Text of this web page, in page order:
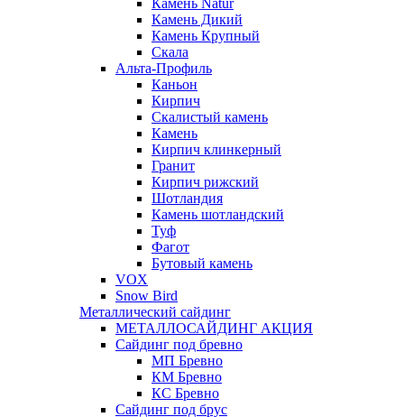
Камень Natur
Камень Дикий
Камень Крупный
Скала
Альта-Профиль
Каньон
Кирпич
Скалистый камень
Камень
Кирпич клинкерный
Гранит
Кирпич рижский
Шотландия
Камень шотландский
Туф
Фагот
Бутовый камень
VOX
Snow Bird
Металлический сайдинг
МЕТАЛЛОСАЙДИНГ АКЦИЯ
Сайдинг под бревно
МП Бревно
КМ Бревно
КС Бревно
Сайдинг под брус